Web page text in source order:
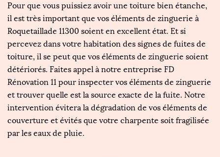
Pour que vous puissiez avoir une toiture bien étanche,
il est très important que vos éléments de zinguerie à
Roquetaillade 11300 soient en excellent état. Et si
percevez dans votre habitation des signes de fuites de
toiture, il se peut que vos éléments de zinguerie soient
détériorés. Faites appel à notre entreprise FD
Rénovation 11 pour inspecter vos éléments de zinguerie
et trouver quelle est la source exacte de la fuite. Notre
intervention évitera la dégradation de vos éléments de
couverture et évités que votre charpente soit fragilisée
par les eaux de pluie.